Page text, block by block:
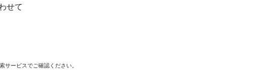
せて
ービスでご確認ください。